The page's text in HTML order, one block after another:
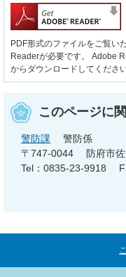
PDF形式のファイルをご覧い
Readerが必要です。
Adobe
からダウンロードしてくださ
このページに
警防課
警防係
〒747-0044
防府市
Tel：0835-23-9918